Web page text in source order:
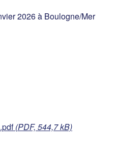
2026 à Boulogne/Mer
(PDF, 544,7 kB)